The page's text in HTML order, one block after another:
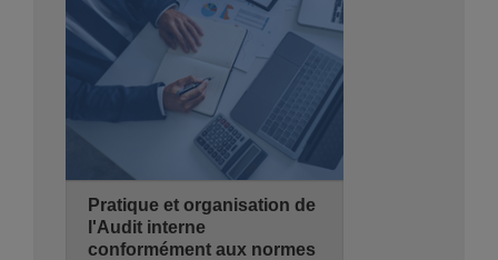
Se Pré-inscrire Détails
Pratique et organisation de
l'Audit interne
conformément aux normes